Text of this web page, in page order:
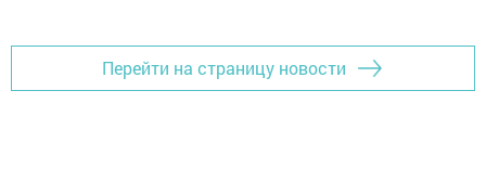
Перейти на страницу новости